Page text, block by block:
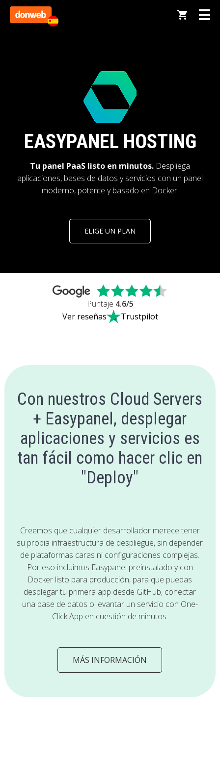
EASYPANEL HOSTING
Tu panel PaaS listo en minutos. Despliega
aplicaciones, bases de datos y servicios con un panel
moderno, potente y basado en Docker.
ELIGE UN PLAN
Puntaje 4.6/5
Ver reseñas
Trustpilot
Con nuestros Cloud Servers
+ Easypanel, desplegar
aplicaciones y servicios es
tan fácil como hacer clic en
"Deploy"
Creemos que cualquier desarrollador merece tener
su propia infraestructura de despliegue, sin depender
de plataformas caras ni configuraciones complejas.
Por eso incluimos Easypanel preinstalado y con
Docker listo para producción, para que puedas
desplegar tu primera app desde GitHub, conectar
una base de datos o levantar un servicio con One-
Click App en cuestión de minutos.
MÁS INFORMACIÓN